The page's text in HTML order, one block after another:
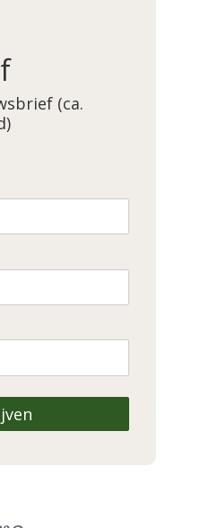
(ca.